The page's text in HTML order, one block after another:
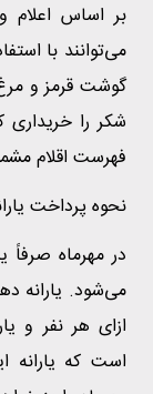
بر اساس اعلام
می‌توانند با
گوشت قرمز و
شکر را خریداری
فهرست اقلام
نحوه پرداخت
در مهرماه صرفاً